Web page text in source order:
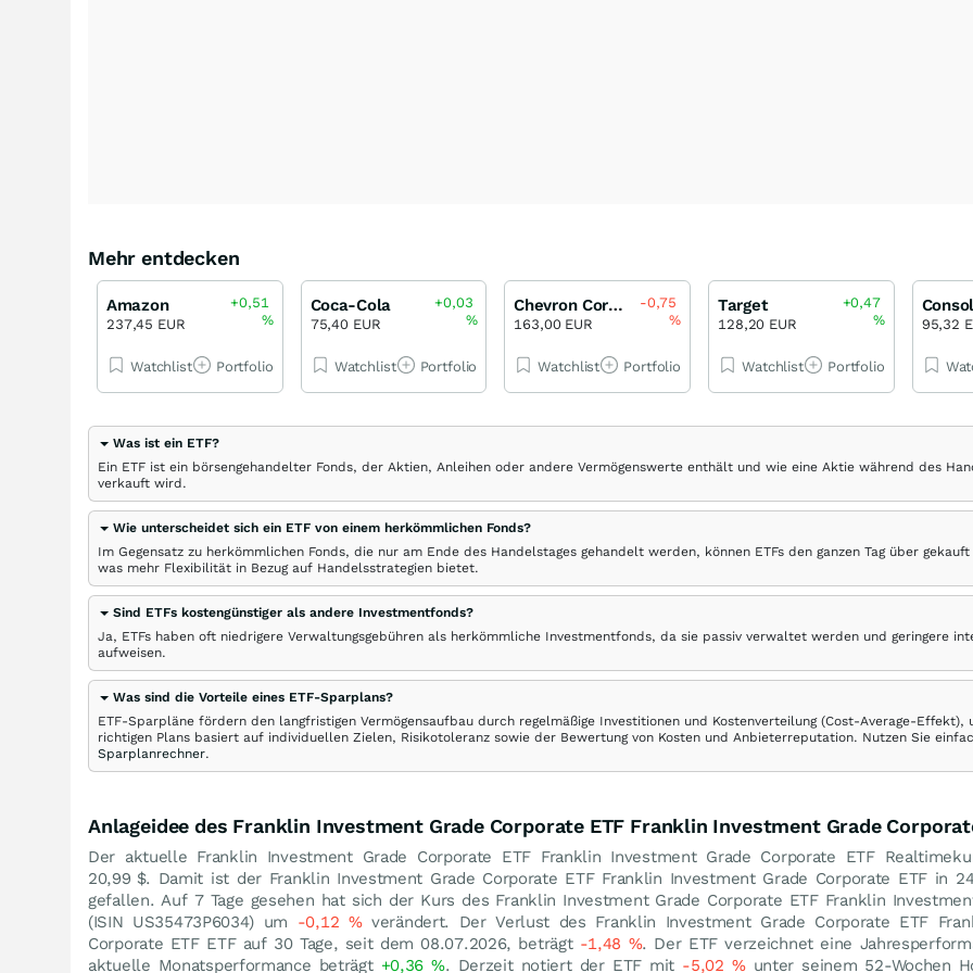
Mehr entdecken
Amazon
237,45 EUR
+0,51
%
Watchlist Portfolio
Coca-Cola
75,40 EUR
+0,03
%
Watchlist Portfolio
Chevron Corporation
163,00 EUR
-0,75
%
Watchlist Portfolio
Target
128,20 EUR
+0,47
%
Watchlist Portfolio
95,32
Was ist ein ETF?
Ein ETF ist ein börsengehandelter Fonds, der Aktien, Anleihen oder andere Vermögenswerte enthält und wie eine Aktie während des
verkauft wird.
Wie unterscheidet sich ein ETF von einem herkömmlichen Fonds?
Im Gegensatz zu herkömmlichen Fonds, die nur am Ende des Handelstages gehandelt werden, können ETFs den ganzen Tag über
was mehr Flexibilität in Bezug auf Handelsstrategien bietet.
Sind ETFs kostengünstiger als andere Investmentfonds?
Ja, ETFs haben oft niedrigere Verwaltungsgebühren als herkömmliche Investmentfonds, da sie passiv verwaltet werden und geringere
aufweisen.
Was sind die Vorteile eines ETF-Sparplans?
ETF-Sparpläne fördern den langfristigen Vermögensaufbau durch regelmäßige Investitionen und Kostenverteilung (Cost-Average-Effekt),
richtigen Plans basiert auf individuellen Zielen, Risikotoleranz sowie der Bewertung von Kosten und Anbieterreputation. Nutzen Sie
Sparplanrechner.
Anlageidee des Franklin Investment Grade Corporate ETF Franklin Investment Grade
Der aktuelle Franklin Investment Grade Corporate ETF Franklin Investment Grade Corporate ETF
20,99 $. Damit ist der Franklin Investment Grade Corporate ETF Franklin Investment Grade Corporate ETF in
gefallen. Auf 7 Tage gesehen hat sich der Kurs des Franklin Investment Grade Corporate ETF Franklin
(ISIN US35473P6034) um -0,12 %verändert. Der Verlust des Franklin Investment Grade Corporate ETF
Corporate ETF ETF auf 30 Tage, seit dem 08.07.2026, beträgt -1,48 %. Der ETF verzeichnet eine
aktuelle Monatsperformance beträgt +0,36%. Derzeit notiert der ETF mit -5,02 %unter seinem 52-Wochen